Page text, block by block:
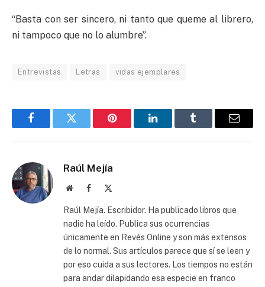
“Basta con ser sincero, ni tanto que queme al librero,
ni tampoco que no lo alumbre”.
Entrevistas Letras vidas ejemplares
FacebookTwitter Pinterest LinkedInTumblr Email
Raúl Mejía
WebsiteFacebook
Raúl Mejía. Escribidor. Ha publicado libros que
nadie ha leído. Publica sus ocurrencias
únicamente en Revés Online y son más extensos
de lo normal. Sus artículos parece que sí se leen y
por eso cuida a sus lectores. Los tiempos no están
para andar dilapidando esa especie en franco